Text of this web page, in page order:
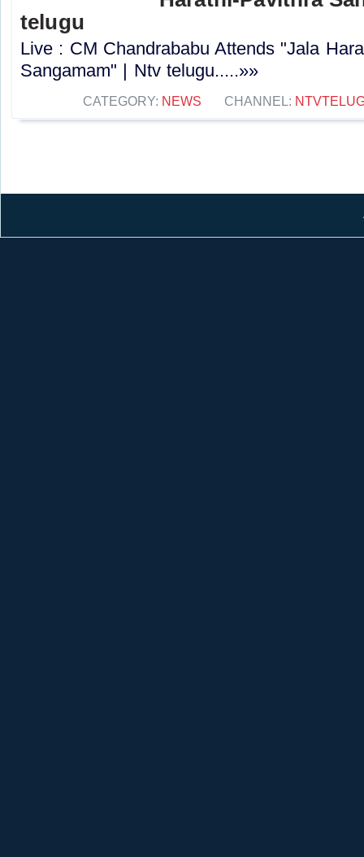
telugu
Live : CM Chandrababu Attends "Jala
Sangamam" | Ntv telugu.....»»
CATEGORY: NEWS CHANNEL: